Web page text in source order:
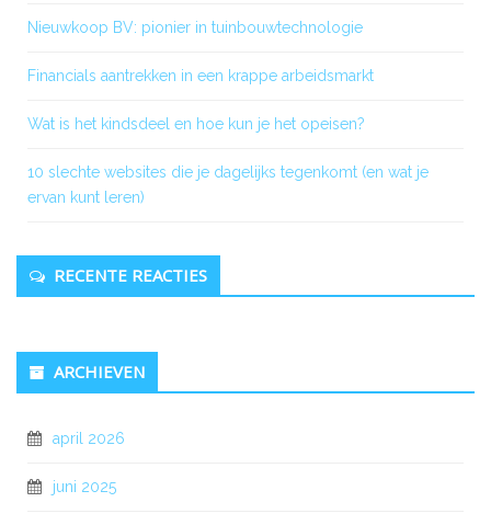
Nieuwkoop BV: pionier in tuinbouwtechnologie
Financials aantrekken in een krappe arbeidsmarkt
Wat is het kindsdeel en hoe kun je het opeisen?
10 slechte websites die je dagelijks tegenkomt (en wat je
ervan kunt leren)
RECENTE REACTIES
ARCHIEVEN
april 2026
juni 2025